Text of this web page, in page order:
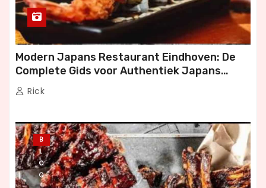
a
g
i
e
r
i
Modern Japans Restaurant Eindhoven: De
Complete Gids voor Authentiek Japans
Dineren
Rick
B
L
O
G